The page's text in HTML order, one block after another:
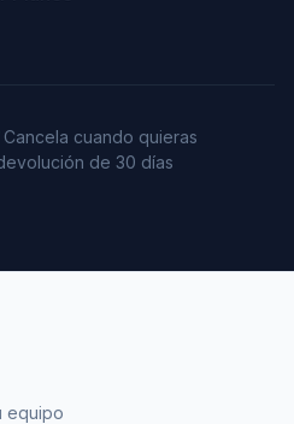
Cancela cuando quieras
de 30 días
equipo